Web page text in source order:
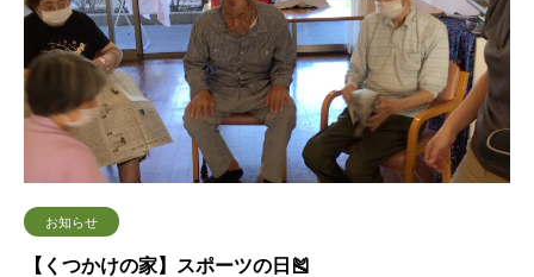
お知らせ
【くつかけの家】スポーツの日🎽